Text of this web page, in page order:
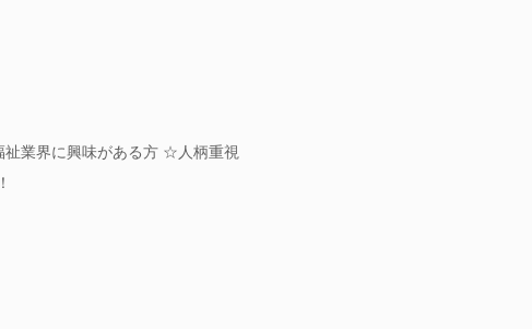
祉業界に興味がある方 ☆人柄重視